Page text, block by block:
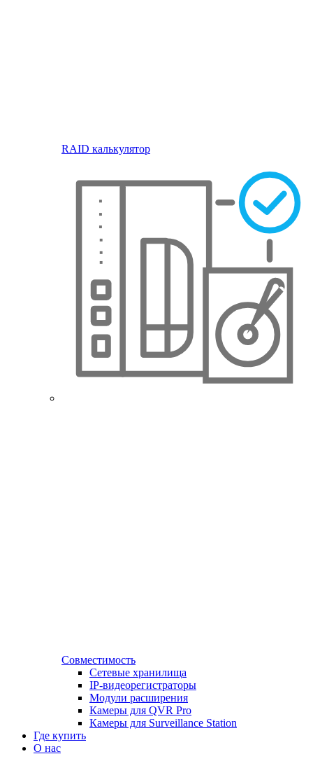
RAID калькулятор
Совместимость
Сетевые хранилища
IP-видеорегистраторы
Модули расширения
Камеры для QVR Pro
Камеры для Surveillance Station
Где купить
О нас